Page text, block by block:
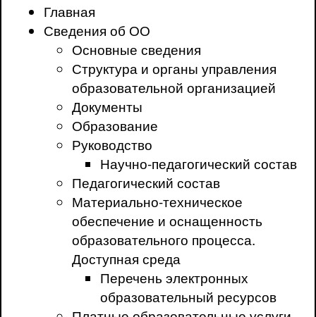
Главная
Сведения об ОО
Основные сведения
Структура и органы управления
образовательной организацией
Документы
Образование
Руководство
Научно-педагогический состав
Педагогический состав
Материально-техническое
обеспечение и оснащенность
образовательного процесса.
Доступная среда
Перечень электронных
образовательный ресурсов